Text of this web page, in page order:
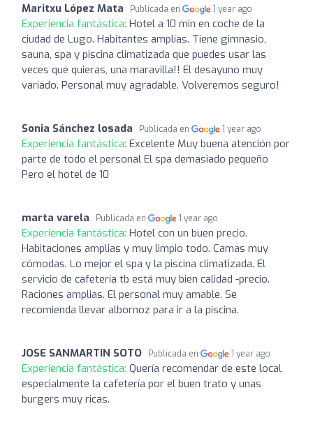
Maritxu López Mata Publicada en 1 year ago
Experiencia fantástica: Hotel a 10 min en coche de la
ciudad de Lugo. Habitantes amplías. Tiene gimnasio,
sauna, spa y piscina climatizada que puedes usar las
veces que quieras, una maravilla!! El desayuno muy
variado. Personal muy agradable. Volveremos seguro!
Sonia Sánchez losada Publicada en 1 year ago
Experiencia fantástica: Excelente Muy buena atención por
parte de todo el personal El spa demasiado pequeño
Pero el hotel de 10
marta varela Publicada en 1 year ago
Experiencia fantástica: Hotel con un buen precio.
Habitaciones amplias y muy limpio todo. Camas muy
cómodas. Lo mejor el spa y la piscina climatizada. El
servicio de cafetería tb está muy bien calidad -precio.
Raciones amplias. El personal muy amable. Se
recomienda llevar albornoz para ir a la piscina.
JOSE SANMARTIN SOTO Publicada en 1 year ago
Experiencia fantástica: Quería recomendar de este local
especialmente la cafetería por el buen trato y unas
burgers muy ricas.